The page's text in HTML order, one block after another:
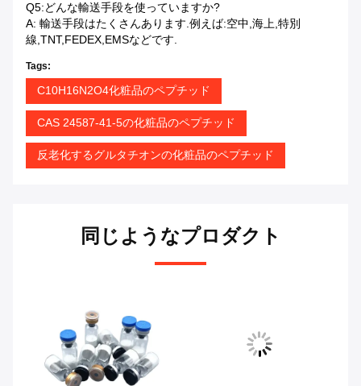
Q5:どんな輸送手段を使っていますか?
A: 輸送手段はたくさんあります.例えば:空中,海上,特別
線,TNT,FEDEX,EMSなどです.
Tags:
C10H16N2O4化粧品のペプチッド
CAS 24587-41-5の化粧品のペプチッド
反老化するグルタチオンの化粧品のペプチッド
同じようなプロダクト